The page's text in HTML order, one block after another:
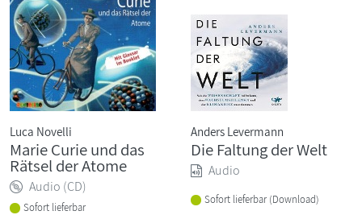
Luca Novelli
Marie Curie und das
Rätsel der Atome
Audio (CD)
Sofort lieferbar
Anders Levermann
Die Faltung der Welt
Audio
Sofort lieferbar (Download)